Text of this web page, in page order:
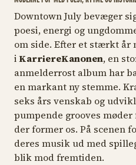
Downtown July bevæger
poesi, energi og
om side. Efter et stærkt år
iKarriereKanonen, en
anmelderrost album har
en markant ny stemme.
seks års venskab og
pumpende grooves
der former os. På scenen
deres musik ud med
blik mod fremtiden.